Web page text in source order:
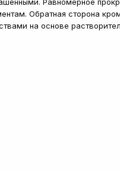
Обратная сторона
на основе